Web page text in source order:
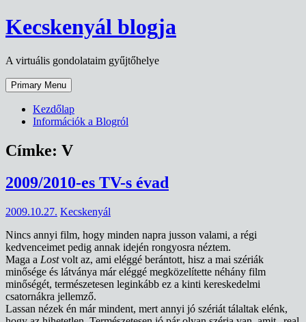
Skip
to
Kecskenyál blogja
A virtuális gondolataim gyűjtőhelye
Primary Menu
Kezdőlap
Információk a Blogról
Címke: V
2009/2010-es TV-s évad
2009.10.27. Kecskenyál
Nincs annyi film, hogy minden napra jusson valami, a régi
kedvenceimet pedig annak idején rongyosra néztem.
Maga a Lostvolt az, ami eléggé berántott, hisz a mai szériák
minősége és látványa már eléggé megközelítette néhány film
minőségét, természetesen leginkább ez a kinti kereskedelmi
csatornákra jellemző.
Lassan nézek én már mindent, mert annyi jó szériát tálaltak elénk,